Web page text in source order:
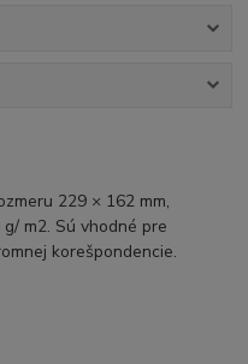
229 × 162 mm,
m2. Sú vhodné pre
korešpondencie.